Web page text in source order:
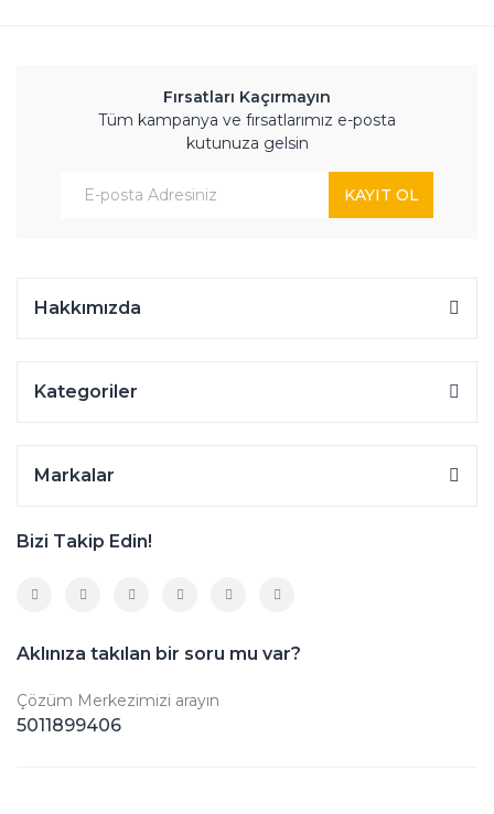
Fırsatları Kaçırmayın
Tüm kampanya ve fırsatlarımız e-posta
kutunuza gelsin
KAYIT OL
Hakkımızda
Kategoriler
Markalar
Bizi Takip Edin!
Aklınıza takılan bir soru mu var?
Çözüm Merkezimizi arayın
5011899406